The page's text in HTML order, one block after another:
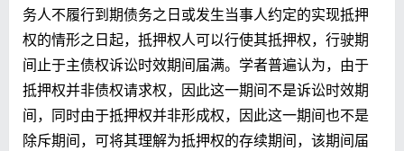
务人不履行到期债务之日或发生当事人约定的实现抵押
权的情形之日起，抵押权人可以行使其抵押权，行驶期
间止于主债权诉讼时效期间届满。学者普遍认为，由于
抵押权并非债权请求权，因此这一期间不是诉讼时效期
间，同时由于抵押权并非形成权，因此这一期间也不是
除斥期间，可将其理解为抵押权的存续期间，该期间届